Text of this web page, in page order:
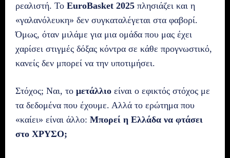
ρεαλιστή. Το EuroBasket 2025 πλησιάζει και η
«γαλανόλευκη» δεν συγκαταλέγεται στα φαβορί.
Όμως, όταν μιλάμε για μια ομάδα που μας έχει
χαρίσει στιγμές δόξας κόντρα σε κάθε προγνωστικό,
κανείς δεν μπορεί να την υποτιμήσει.
Στόχος; Ναι, το μετάλλιο είναι ο εφικτός στόχος με
τα δεδομένα που έχουμε. Αλλά το ερώτημα που
«καίει» είναι άλλο: Μπορεί η Ελλάδα να φτάσει
στο ΧΡΥΣΟ;